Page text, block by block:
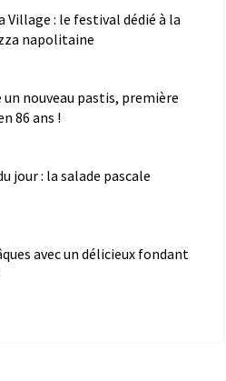
Village : le festival dédié à la
napolitaine
un nouveau pastis, première
86 ans !
jour : la salade pascale
avec un délicieux fondant